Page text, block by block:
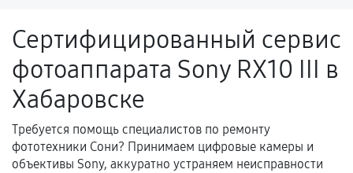
Поломка установленной детали при
нормальной эксплуатации в течение
гарантийного срока.
Несоответствие комплектующей заявленным
техническим характеристикам.
Сертифицированный сервис
фотоаппарата Sony RX10 III в
Хабаровске
Требуется помощь специалистов по ремонту
фототехники Сони? Принимаем цифровые камеры и
объективы Sony, аккуратно устраняем неисправности